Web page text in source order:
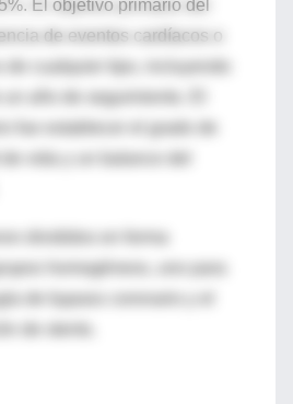
El objetivo primario del
de eventos cardíacos o
un año de seguimiento. El
vida y un balance del
homogéneos, uno para
de bypass coronario y el